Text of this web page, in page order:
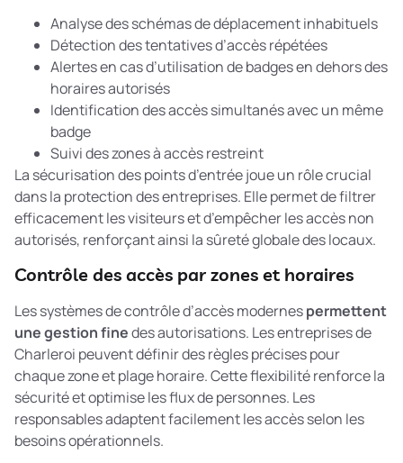
Analyse des schémas de déplacement inhabituels
Détection des tentatives d’accès répétées
Alertes en cas d’utilisation de badges en dehors des
horaires autorisés
Identification des accès simultanés avec un même
badge
Suivi des zones à accès restreint
La sécurisation des points d’entréejoue un rôle crucial
dans la protection des entreprises. Elle permet de filtrer
efficacement les visiteurs et d’empêcher les accès non
autorisés, renforçant ainsi la sûreté globale des locaux.
Contrôle des accès par zones et horaires
Les systèmes de contrôle d’accès modernespermettent
une gestion finedes autorisations. Les entreprises de
Charleroi peuvent définir des règles précises pour
chaque zone et plage horaire. Cette flexibilité renforce la
sécurité et optimise les flux de personnes. Les
responsables adaptent facilement les accès selon les
besoins opérationnels.